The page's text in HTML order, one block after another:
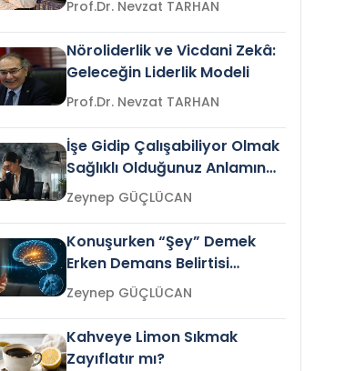
Prof.Dr. Nevzat TARHAN
Nöroliderlik ve Vicdani Zekâ:
Geleceğin Liderlik Modeli
Prof.Dr. Nevzat TARHAN
İşe Gidip Çalışabiliyor Olmak
Sağlıklı Olduğunuz Anlamına
Gelir mi?Zeynep GÜÇLÜCAN
Konuşurken “Şey” Demek
Erken Demans Belirtisi
Olabilir mi?Zeynep GÜÇLÜCAN
Kahveye Limon Sıkmak
Zayıflatır mı?